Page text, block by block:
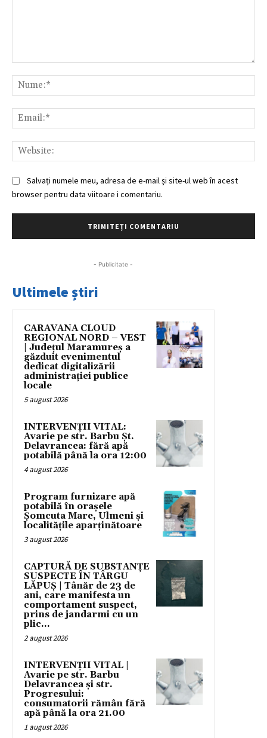
Salvați numele meu, adresa de e-mail și site-ul web în acest
browser pentru data viitoare i comentariu.
- Publicitate -
Ultimele știri
CARAVANA CLOUD
REGIONAL NORD – VEST
| Județul Maramureș a
găzduit evenimentul
dedicat digitalizării
administrației publice
locale
5 august 2026
INTERVENȚII VITAL:
Avarie pe str. Barbu Șt.
Delavrancea: fără apă
potabilă până la ora 12:00
4 august 2026
Program furnizare apă
potabilă în orașele
Șomcuta Mare, Ulmeni și
localitățile aparținătoare
3 august 2026
CAPTURĂ DE SUBSTANȚE
SUSPECTE ÎN TÂRGU
LĂPUȘ | Tânăr de 23 de
ani, care manifesta un
comportament suspect,
prins de jandarmi cu un
plic...
2 august 2026
INTERVENȚII VITAL |
Avarie pe str. Barbu
Delavrancea și str.
Progresului:
consumatorii rămân fără
apă până la ora 21.00
1 august 2026